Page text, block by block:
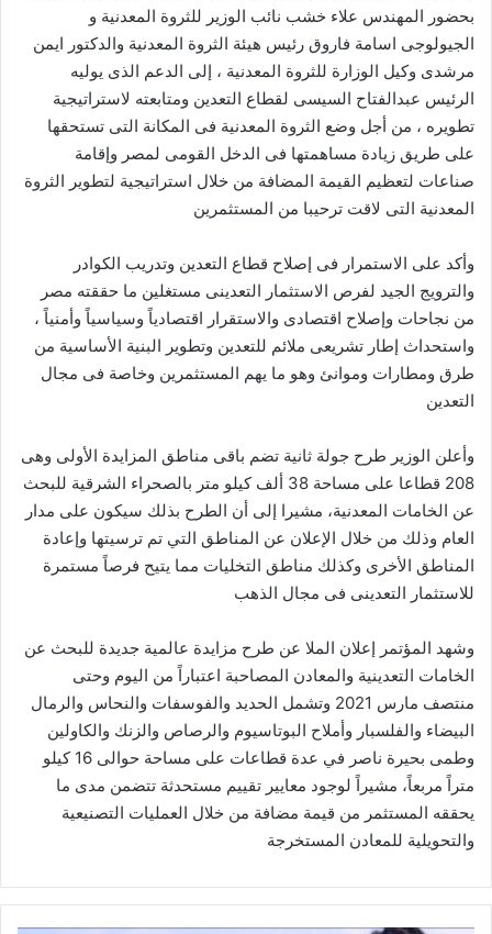
بحضور المهندس علاء خشب نائب الوزير للثروة المعدنية و
الجيولوجى اسامة فاروق رئيس هيئة الثروة المعدنية والدكتور ايمن
مرشدى وكيل الوزارة للثروة المعدنية ، إلى الدعم الذى يوليه
الرئيس عبدالفتاح السيسى لقطاع التعدين ومتابعته لاستراتيجية
تطويره ، من أجل وضع الثروة المعدنية فى المكانة التى تستحقها
على طريق زيادة مساهمتها فى الدخل القومى لمصر وإقامة
صناعات لتعظيم القيمة المضافة من خلال استراتيجية لتطوير الثروة
المعدنية التى لاقت ترحيبا من المستثمرين
وأكد على الاستمرار فى إصلاح قطاع التعدين وتدريب الكوادر
والترويج الجيد لفرص الاستثمار التعدينى مستغلين ما حققته مصر
من نجاحات وإصلاح اقتصادى والاستقرار اقتصادياً وسياسياً وأمنياً ،
واستحداث إطار تشريعى ملائم للتعدين وتطوير البنية الأساسية من
طرق ومطارات وموانئ وهو ما يهم المستثمرين وخاصة فى مجال
التعدين
وأعلن الوزير طرح جولة ثانية تضم باقى مناطق المزايدة الأولى وهى
208 قطاعا على مساحة 38 ألف كيلو متر بالصحراء الشرقية للبحث
عن الخامات المعدنية، مشيرا إلى أن الطرح بذلك سيكون على مدار
العام وذلك من خلال الإعلان عن المناطق التي تم ترسيتها وإعادة
المناطق الأخرى وكذلك مناطق التخليات مما يتيح فرصاً مستمرة
للاستثمار التعدينى فى مجال الذهب
وشهد المؤتمر إعلان الملا عن طرح مزايدة عالمية جديدة للبحث عن
الخامات التعدينية والمعادن المصاحبة اعتباراً من اليوم وحتى
منتصف مارس 2021 وتشمل الحديد والفوسفات والنحاس والرمال
البيضاء والفلسبار وأملاح البوتاسيوم والرصاص والزنك والكاولين
وطمى بحيرة ناصر في عدة قطاعات على مساحة حوالى 16 كيلو
متراً مربعاً، مشيراً لوجود معايير تقييم مستحدثة تتضمن مدى ما
يحققه المستثمر من قيمة مضافة من خلال العمليات التصنيعية
والتحويلية للمعادن المستخرجة